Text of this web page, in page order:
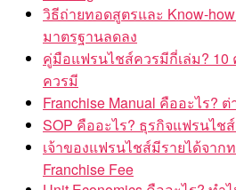
วิธีถ่ายทอดสูตรและ Know-
มาตรฐานลดลง
คู่มือแฟรนไชส์ควรมีกี่เล่ม?
ควรมี
Franchise Manual คืออะไร? ต่
SOP คืออะไร? ธุรกิจแฟรนไช
เจ้าของแฟรนไชส์มีรายได้จาก
Franchise Fee